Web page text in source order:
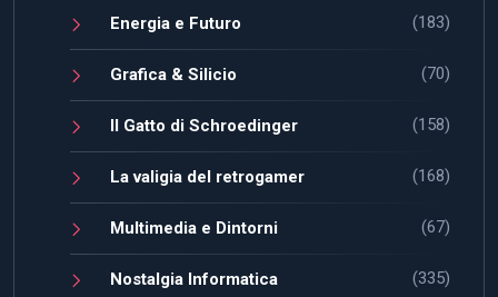
Energia e Futuro (183)
Grafica & Silicio (70)
Il Gatto di Schroedinger (158)
La valigia del retrogamer (168)
Multimedia e Dintorni (67)
Nostalgia Informatica (335)